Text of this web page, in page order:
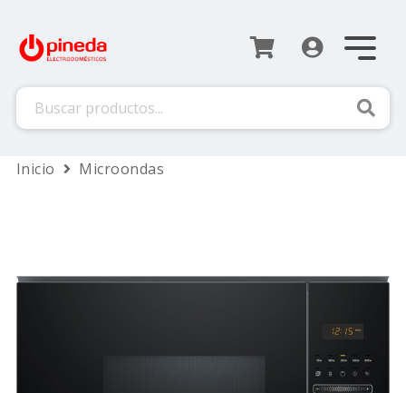
Inicio
 Microondas